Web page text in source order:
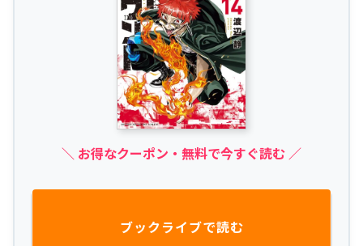
＼ お得なクーポン・無料で今すぐ読む ／
ブックライブで読む